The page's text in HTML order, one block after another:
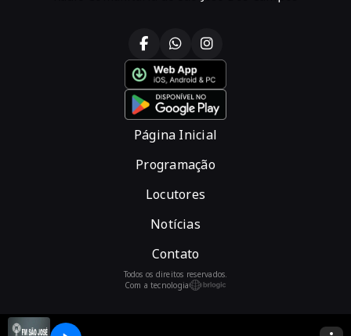
Página Inicial
Programação
Locutores
Notícias
Contato
Todos os direitos reservados.
Com a tecnologia